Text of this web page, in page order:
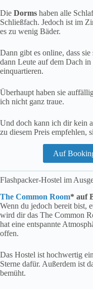
Die Dorms haben alle
Schließfach. Jedoch ist im
es zu wenig Bäder.
Dann gibt es online, dass
dann Leute auf dem Dach
einquartieren.
Überhaupt haben sie
ich nicht ganz traue.
Und doch kann ich dir kein
zu diesem Preis empfehlen,
Auf
Flashpacker-Hostel im
The Common Room* auf
Wenn du jedoch bereit bist,
wird dir das The Common
hat eine entspannte
offen.
Das Hostel ist hochwertig
Sterne dafür. Außerdem ist
bemüht.